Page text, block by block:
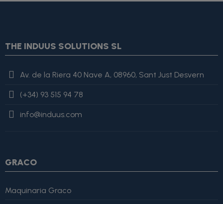
THE INDUUS SOLUTIONS SL
Av. de la Riera 40 Nave A, 08960, Sant Just Desvern
(+34) 93 515 94 78
info@induus.com
GRACO
Maquinaria Graco
value=$imagesJson|cat:'"'}{assign var="imagesJson"
value=$imagesJson|cat:$image.url}{assign var="imagesJson"
value=$imagesJson|cat:', "'}{assign var="imagesJson"
value=$imagesJson|cat:'"'} {/if} {/foreach}
Martínez" }, "reviewRating": { "@type": "Rating", "ratingValue":